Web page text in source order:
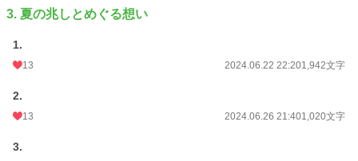
3. 夏の兆しとめぐる想い
1.
13 2024.06.22 22:201,942文字
2.
13 2024.06.26 21:401,020文字
3.